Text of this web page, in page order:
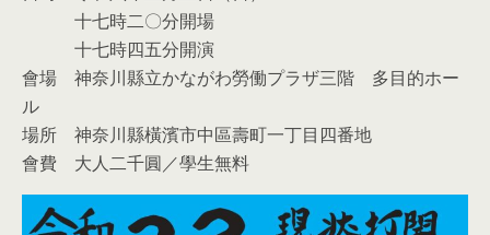
十七時二〇分開場
十七時四五分開演
會場 神奈川縣立かながわ勞働プラザ三階 多目的ホー
ル
場所 神奈川縣橫濱市中區壽町一丁目四番地
會費 大人二千圓／學生無料